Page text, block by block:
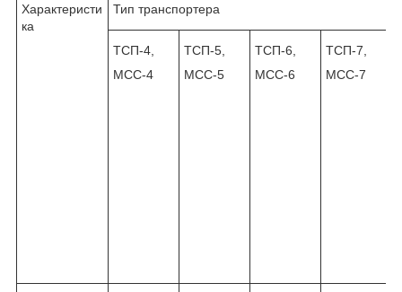
Характеристи
ка
Тип транспортера
ТСП-4,
МСС-4
ТСП-5,
МСС-5
ТСП-6,
МСС-6
ТСП-7,
МСС-7